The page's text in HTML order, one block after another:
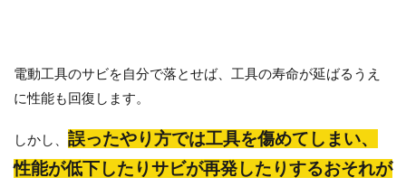
電動工具のサビを自分で落とせば、工具の寿命が延ばるうえ
に性能も回復します。
しかし、 誤ったやり方では工具を傷めてしまい、
性能が低下したりサビが再発したりするおそれが